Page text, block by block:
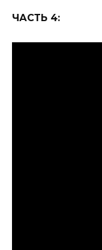
ЧАСТЬ 4: